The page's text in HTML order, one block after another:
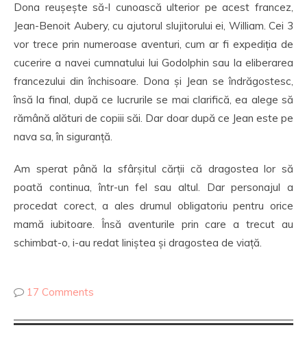
Dona reușește să-l cunoască ulterior pe acest francez,
Jean-Benoit Aubery, cu ajutorul slujitorului ei, William. Cei 3
vor trece prin numeroase aventuri, cum ar fi expediția de
cucerire a navei cumnatului lui Godolphin sau la eliberarea
francezului din închisoare. Dona și Jean se îndrăgostesc,
însă la final, după ce lucrurile se mai clarifică, ea alege să
rămână alături de copiii săi. Dar doar după ce Jean este pe
nava sa, în siguranță.
Am sperat până la sfârșitul cărții că dragostea lor să
poată continua, într-un fel sau altul. Dar personajul a
procedat corect, a ales drumul obligatoriu pentru orice
mamă iubitoare. Însă aventurile prin care a trecut au
schimbat-o, i-au redat liniștea și dragostea de viață.
17 Comments